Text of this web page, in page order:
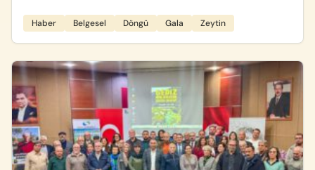
Haber Belgesel Döngü Gala Zeytin